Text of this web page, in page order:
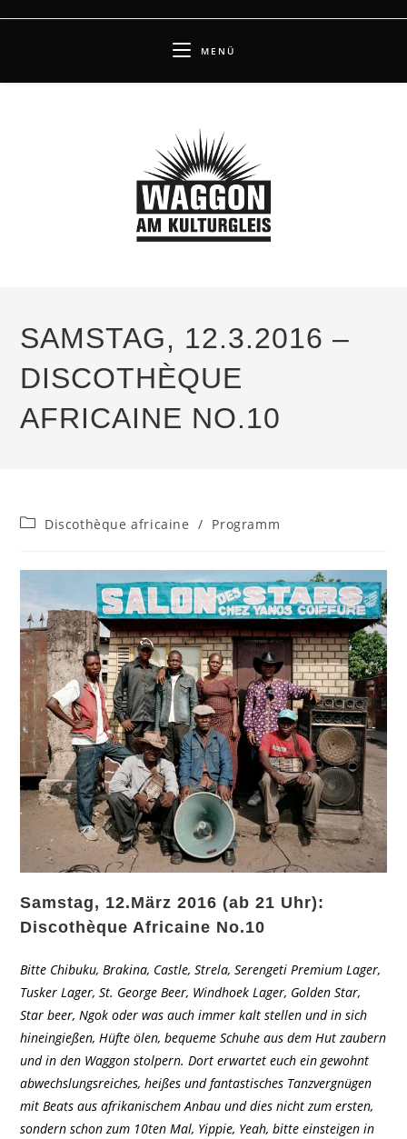
MENÜ
SAMSTAG, 12.3.2016 –
DISCOTHÈQUE
AFRICAINE NO.10
Beitrags-
Discothèque africaine / Programm
Samstag, 12.März 2016 (ab 21 Uhr):
Discothèque Africaine No.10
Bitte Chibuku, Brakina, Castle, Strela, Serengeti Premium Lager,
Tusker Lager, St. George Beer, Windhoek Lager, Golden Star,
Star beer, Ngok oder was auch immer kalt stellen und in sich
hineingießen, Hüfte ölen, bequeme Schuhe aus dem Hut zaubern
und in den Waggon stolpern. Dort erwartet euch ein gewohnt
abwechslungsreiches, heißes und fantastisches Tanzvergnügen
mit Beats aus afrikanischem Anbau und dies nicht zum ersten,
sondern schon zum 10ten Mal, Yippie, Yeah, bitte einsteigen in